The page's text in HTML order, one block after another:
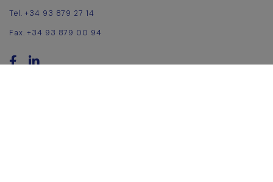
Tel. +34 93 879 27 14
Fax. +34 93 879 00 94